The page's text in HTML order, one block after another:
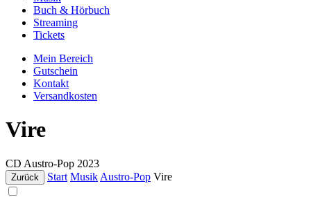
Buch & Hörbuch
Streaming
Tickets
Mein Bereich
Gutschein
Kontakt
Versandkosten
Vire
CD Austro-Pop 2023
Zurück Start Musik Austro-Pop Vire